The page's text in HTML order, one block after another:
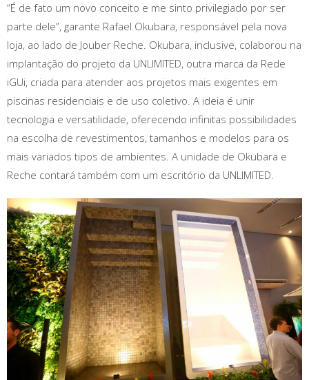
“É de fato um novo conceito e me sinto privilegiado por ser
parte dele”, garante Rafael Okubara, responsável pela nova
loja, ao lado de Jouber Reche. Okubara, inclusive, colaborou na
implantação do projeto da UNLIMITED, outra marca da Rede
iGUi, criada para atender aos projetos mais exigentes em
piscinas residenciais e de uso coletivo. A ideia é unir
tecnologia e versatilidade, oferecendo infinitas possibilidades
na escolha de revestimentos, tamanhos e modelos para os
mais variados tipos de ambientes. A unidade de Okubara e
Reche contará também com um escritório da UNLIMITED.